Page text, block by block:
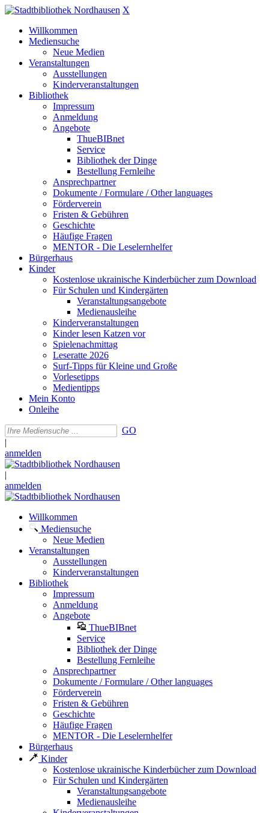
X
Willkommen
Mediensuche
Neue Medien
Veranstaltungen
Ausstellungen
Kinderveranstaltungen
Bibliothek
Impressum
Anmeldung
Angebote
ThueBIBnet
Service
Bibliothek der Dinge
Bestellung Fernleihe
Ansprechpartner
Dokumente / Formulare / Other languages
Förderverein
Fristen & Gebühren
Geschichte
Häufige Fragen
MENTOR - Die Leselernhelfer
Bürgerhaus
Kinder
Kostenlose ukrainische Kinderbücher zum Download
Für Schulen und Kindergärten
Veranstaltungsangebote
Medienausleihe
Kinderveranstaltungen
Kinder lesen Katzen vor
Spielenachmittag
Leseratte 2026
Surf-Tipps für Kleine und Große
Vorlesetipps
Medientipps
Mein Konto
Onleihe
GO
|
anmelden
|
anmelden
Willkommen
Mediensuche
Neue Medien
Veranstaltungen
Ausstellungen
Kinderveranstaltungen
Bibliothek
Impressum
Anmeldung
Angebote
ThueBIBnet
Service
Bibliothek der Dinge
Bestellung Fernleihe
Ansprechpartner
Dokumente / Formulare / Other languages
Förderverein
Fristen & Gebühren
Geschichte
Häufige Fragen
MENTOR - Die Leselernhelfer
Bürgerhaus
Kinder
Kostenlose ukrainische Kinderbücher zum Download
Für Schulen und Kindergärten
Veranstaltungsangebote
Medienausleihe